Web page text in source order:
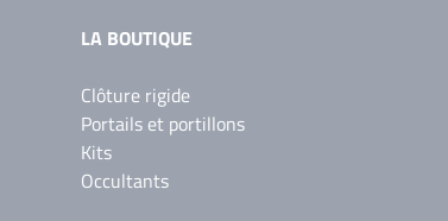
LA BOUTIQUE
Clôture rigide
Portails et portillons
Kits
Occultants